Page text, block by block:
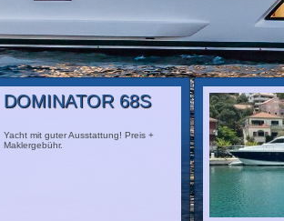
DOMINATOR 68S
Yacht mit guter Ausstattung! Preis +
Maklergebühr.